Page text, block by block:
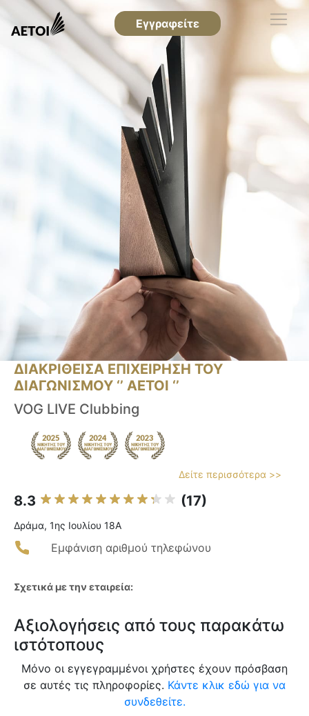
Εγγραφείτε
ΔΙΑΚΡΙΘΕΙΣΑ ΕΠΙΧΕΙΡΗΣΗ ΤΟΥ
ΔΙΑΓΩΝΙΣΜΟΥ ‘’ ΑΕΤΟΙ ‘’
VOG LIVE Clubbing
Δείτε περισσότερα >>
8.3 (17)
Δράμα, 1ης Ιουλίου 18Α
Εμφάνιση αριθμού τηλεφώνου
Σχετικά με την εταιρεία:
Αξιολογήσεις από τους παρακάτω
ιστότοπους
Μόνο οι εγγεγραμμένοι χρήστες έχουν πρόσβαση
σε αυτές τις πληροφορίες. Κάντε κλικ εδώ για να
συνδεθείτε.